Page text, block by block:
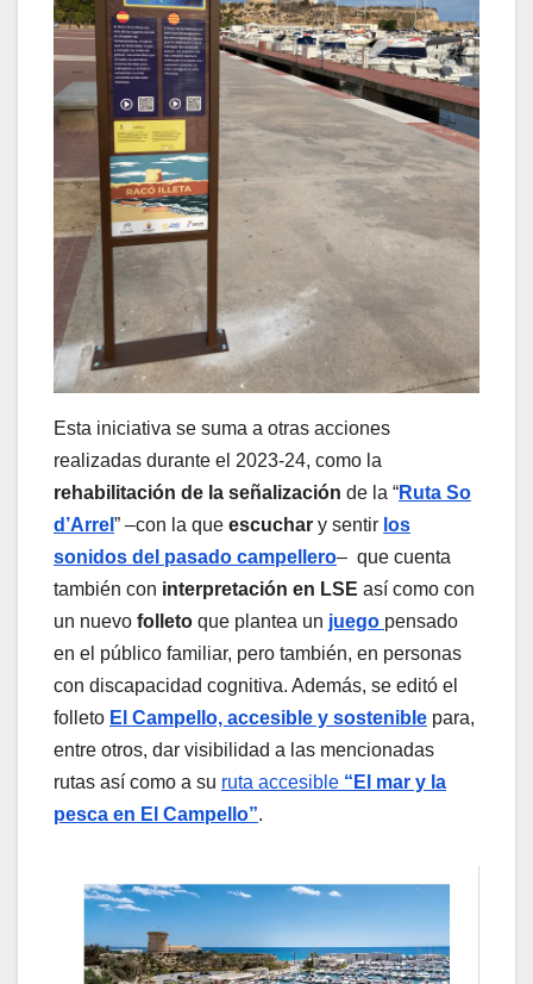
Esta iniciativa se suma a otras acciones
realizadas durante el 2023-24, como la
rehabilitación de la señalización de la “Ruta So
d’Arrel ” –con la que escuchar y sentir los
sonidos del pasado campellero– que cuenta
también con interpretación en LSE así como con
un nuevo folleto que plantea un juego pensado
en el público familiar, pero también, en personas
con discapacidad cognitiva. Además, se editó el
folleto El Campello, accesible y sostenible para,
entre otros, dar visibilidad a las mencionadas
rutas así como a su ruta accesible “El mar y la
pesca en El Campello”.